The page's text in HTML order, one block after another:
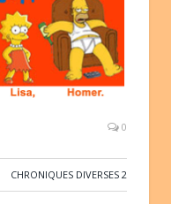
0
CHRONIQUES DIVERSES 2